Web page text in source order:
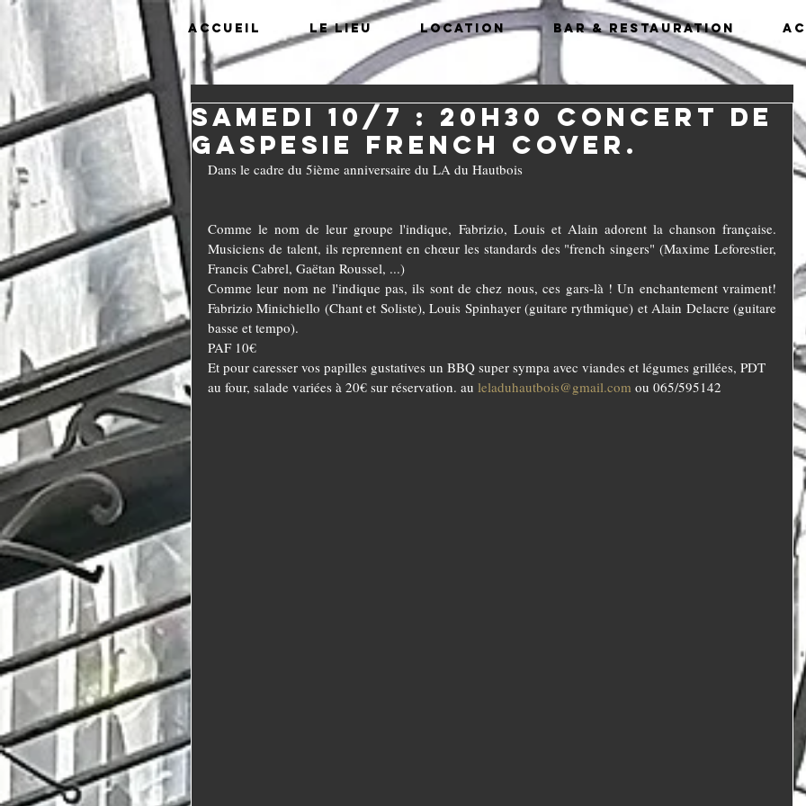
Accueil Le lieu Location Bar & Restauration
Samedi 10/7 : 20H30 Concert de
Gaspesie French Cover.
Dans le cadre du 5ième anniversaire du LA du Hautbois
Comme le nom de leur groupe l'indique, Fabrizio, Louis et Alain adorent la chanson française.
Musiciens de talent, ils reprennent en chœur les standards des "french singers" (Maxime Leforestier,
Francis Cabrel, Gaëtan Roussel, ...)
Comme leur nom ne l'indique pas, ils sont de chez nous, ces gars-là ! Un enchantement vraiment!
Fabrizio Minichiello (Chant et Soliste), Louis Spinhayer (guitare rythmique) et Alain Delacre (guitare
basse et tempo).
PAF 10€
Et pour caresser vos papilles gustatives un BBQ super sympa avec viandes et légumes grillées, PDT
au four, salade variées à 20€ sur réservation. au leladuhautbois@gmail.com ou 065/595142